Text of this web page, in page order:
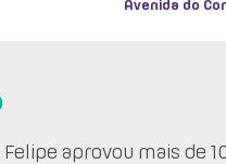
Avenida do
aprovou mais de